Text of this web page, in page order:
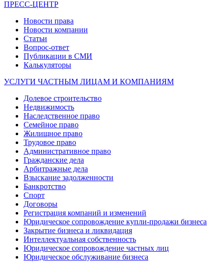
ПРЕСС-ЦЕНТР
Новости права
Новости компании
Статьи
Вопрос-ответ
Публикации в СМИ
Калькуляторы
УСЛУГИ ЧАСТНЫМ ЛИЦАМ И КОМПАНИЯМ
Долевое строительство
Недвижимость
Наследственное право
Семейное право
Жилищное право
Трудовое право
Административное право
Гражданские дела
Арбитражные дела
Взыскание задолженности
Банкротство
Спорт
Договоры
Регистрация компаний и изменений
Юридическое сопровождение купли-продажи бизнеса
Закрытие бизнеса и ликвидация
Интеллектуальная собственность
Юридическое сопровождение частных лиц
Юридическое обслуживание бизнеса